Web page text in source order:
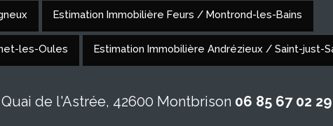
Estimation Immobilière Feurs / Montrond-les-Bains
les-Oules Estimation Immobilière Andrézieux / Saint-just-
Quai de l'Astrée, 42600 Montbrison 06 85 67 02 29